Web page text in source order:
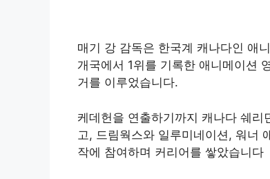
매기 강 감독은 한국계 캐나다인 애
개국에서 1위를 기록한 애니메이션
거를 이루었습니다.
케데헌을 연출하기까지 캐나다 쉐
고, 드림웍스와 일루미네이션, 워너
작에 참여하며 커리어를 쌓았습니다